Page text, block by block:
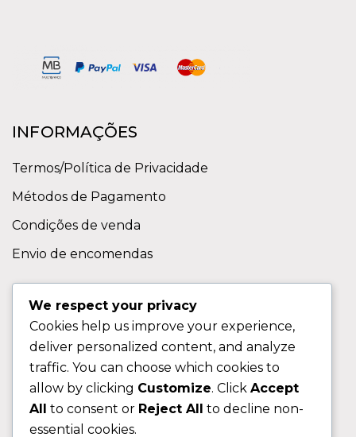
INFORMAÇÕES
Termos/Política de Privacidade
Métodos de Pagamento
Condições de venda
Envio de encomendas
Contactos
Sobre nos
FAQ (Perguntas Frequentes)
CLIENTE
We respect your privacy
Cookies help us improve your experience,
deliver personalized content, and analyze
traffic. You can choose which cookies to
allow by clicking Customize. Click Accept
All to consent or Reject All to decline non-
essential cookies.